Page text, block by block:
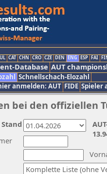
CAT CHN CRO CZE DEN ENG ESP FAI
Database AUT
Schnellschach-Elozahl
anmelden: AUT FIDE Spieler
bei den offiziellen